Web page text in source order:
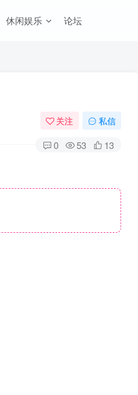
休闲娱乐 论坛
关注 私信
0 53 13